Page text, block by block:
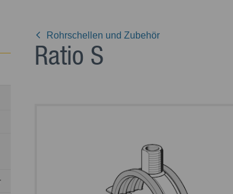
Rohrschellen und Zubehör
Ratio S